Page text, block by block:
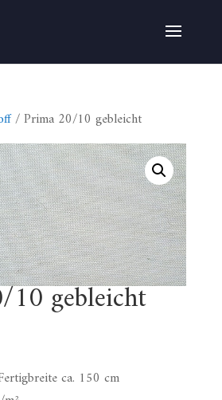
/ Prima 20/10 gebleicht
gebleicht
ca. 150 cm